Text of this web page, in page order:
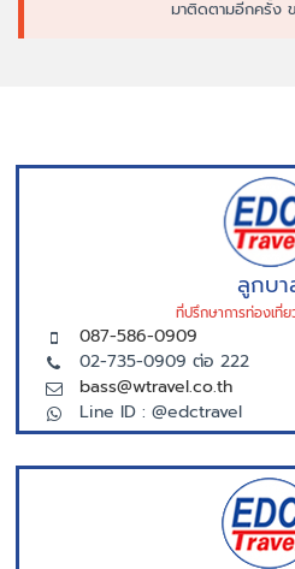
มาติดตามอีกครั้ง
ลูกบ
ที่ปรึกษาการท่องเที่ย
087-586-0909
02-735-0909 ต่อ 222
bass@wtravel.co.th
Line ID : @edctravel